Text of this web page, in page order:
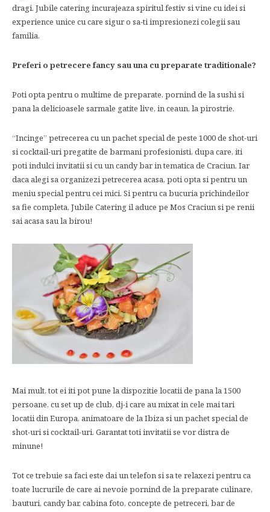
dragi. Jubile catering incurajeaza spiritul festiv si vine cu idei si
experience unice cu care sigur o sa-ti impresionezi colegii sau
familia.
Preferi o petrecere fancy sau una cu preparate traditionale?
Poti opta pentru o multime de preparate, pornind de la sushi si
pana la delicioasele sarmale gatite live, in ceaun, la pirostrie.
“Incinge” petrecerea cu un pachet special de peste 1000 de shot-uri
si cocktail-uri pregatite de barmani profesionisti, dupa care, iti
poti indulci invitatii si cu un candy bar in tematica de Craciun. Iar
daca alegi sa organizezi petrecerea acasa, poti opta si pentru un
meniu special pentru cei mici. Si pentru ca bucuria prichindeilor
sa fie completa, Jubile Catering il aduce pe Mos Craciun si pe renii
sai acasa sau la birou!
Mai mult, tot ei iti pot pune la dispozitie locatii de pana la 1500
persoane, cu set up de club, dj-i care au mixat in cele mai tari
locatii din Europa, animatoare de la Ibiza si un pachet special de
shot-uri si cocktail-uri. Garantat toti invitatii se vor distra de
minune!
Tot ce trebuie sa faci este dai un telefon si sa te relaxezi pentru ca
toate lucrurile de care ai nevoie pornind de la preparate culinare,
bauturi, candy bar, cabina foto, concepte de petreceri, bar de